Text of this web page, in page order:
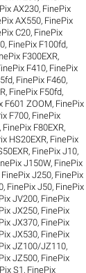
AX230, FinePix
AX550, FinePix
C20, FinePix
, FinePix F100fd,
F300EXR,
F410, FinePix
, FinePix F460,
, FinePix F50fd,
F601 ZOOM, FinePix
F700, FinePix
, FinePix F80EXR,
HS20EXR, FinePix
, FinePix J10,
J150W, FinePix
FinePix J250, FinePix
, FinePix J50, FinePix
JV200, FinePix
JX250, FinePix
JX370, FinePix
JX530, FinePix
JZ100/JZ110,
JZ500, FinePix
S1, FinePix